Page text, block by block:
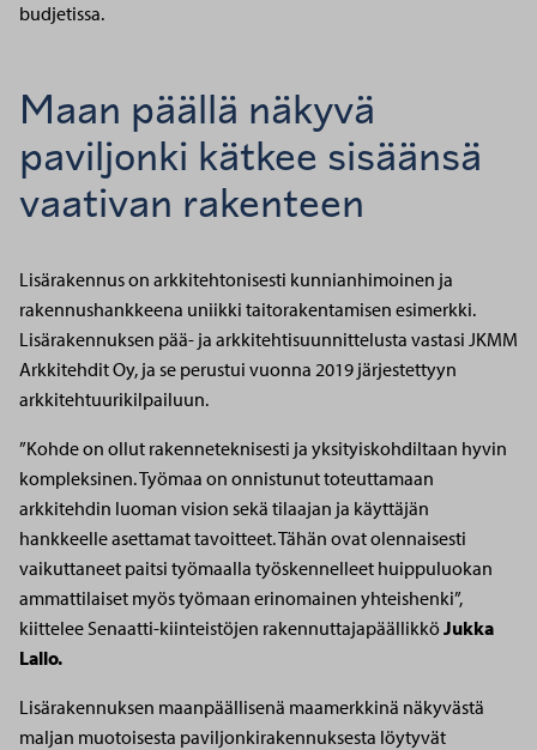
budjetissa.
Maan päällä näkyvä
paviljonki kätkee sisäänsä
vaativan rakenteen
Lisärakennus on arkkitehtonisesti kunnianhimoinen ja
rakennushankkeena uniikki taitorakentamisen esimerkki.
Lisärakennuksen pää- ja arkkitehtisuunnittelusta vastasi JKMM
Arkkitehdit Oy, ja se perustui vuonna 2019 järjestettyyn
arkkitehtuurikilpailuun.
”Kohde on ollut rakenneteknisesti ja yksityiskohdiltaan hyvin
kompleksinen. Työmaa on onnistunut toteuttamaan
arkkitehdin luoman vision sekä tilaajan ja käyttäjän
hankkeelle asettamat tavoitteet. Tähän ovat olennaisesti
vaikuttaneet paitsi työmaalla työskennelleet huippuluokan
ammattilaiset myös työmaan erinomainen yhteishenki”,
kiittelee Senaatti-kiinteistöjen rakennuttajapäällikköJukka
Lallo.
Lisärakennuksen maanpäällisenä maamerkkinä näkyvästä
maljan muotoisesta paviljonkirakennuksesta löytyvät